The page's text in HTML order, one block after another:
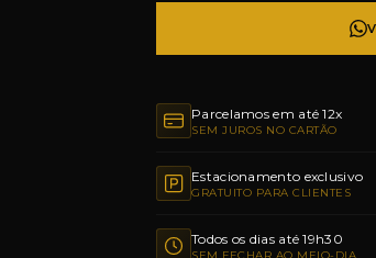
Parcelamos em até 12x
SEM JUROS NO CARTÃO
Estacionamento exclusivo
GRATUITO PARA CLIENTES
Todos os dias até 19h30
SEM FECHAR AO MEIO-DIA